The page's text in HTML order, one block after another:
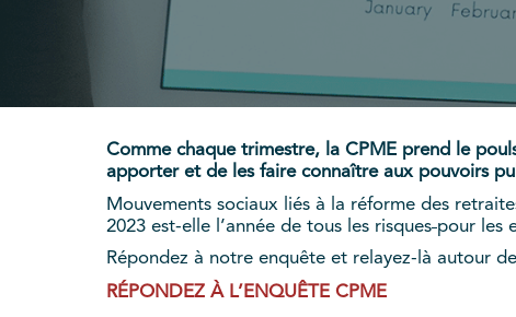
Comme chaque trimestre, la CPME prend le
apporter et de les faire connaître aux pouvoirs
Mouvements sociaux liés à la réforme des
2023 est-elle l’année de tous les risques pour les
Répondez à notre enquête et relayez-là autour
RÉPONDEZ À L’ENQUÊTE CPME